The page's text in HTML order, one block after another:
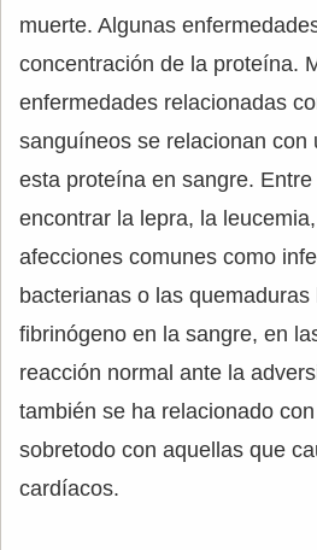
muerte. Algunas
concentración de la proteína.
enfermedades relacionadas
sanguíneos se relacionan con
esta proteína en sangre.
encontrar la lepra, la
afecciones comunes como
bacterianas o las
fibrinógeno en la sangre, en
reacción normal ante la
también se ha relacionado
sobretodo con aquellas que
cardíacos.